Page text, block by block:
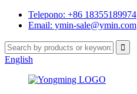
Telepono: +86 18355189974
Email: ymin-sale@ymin.com
English